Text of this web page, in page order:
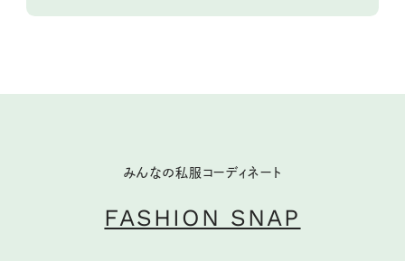
みんなの私服コーディネート
FASHION SNAP